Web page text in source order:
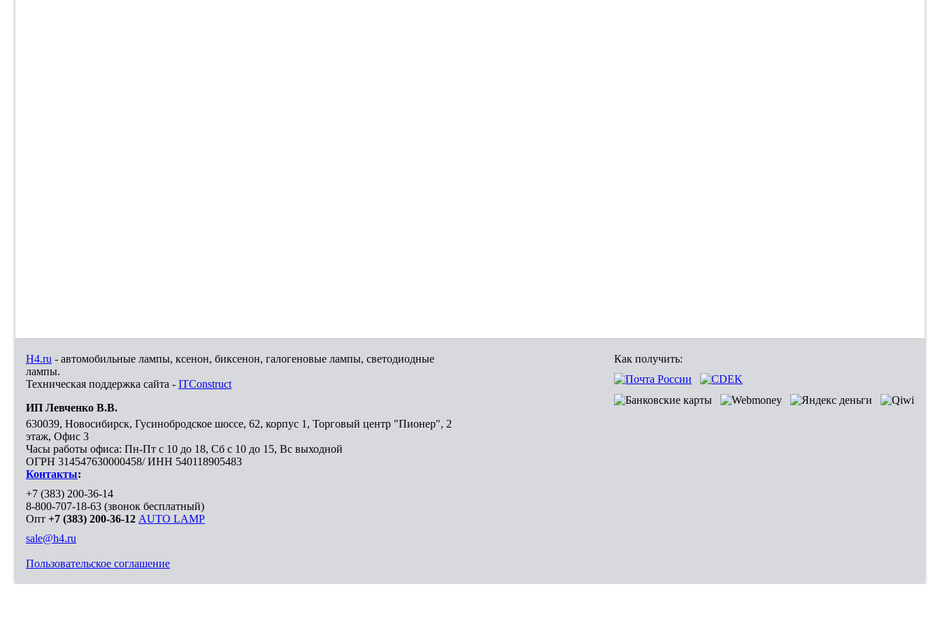
H4.ru - автомобильные лампы, ксенон, биксенон, галогеновые лампы, светодиодные
лампы.
Техническая поддержка сайта - ITConstruct
ИП Левченко В.В.
630039, Новосибирск, Гусинобродское шоссе, 62, корпус 1, Торговый центр "Пионер", 2
этаж, Офис 3
Часы работы офиса: Пн-Пт с 10 до 18, Сб с 10 до 15, Вс выходной
ОГРН 314547630000458/ ИНН 540118905483
Контакты:
+7 (383) 200-36-14
8-800-707-18-63 (звонок бесплатный)
Опт +7 (383) 200-36-12 AUTO LAMP
sale@h4.ru
Пользовательское соглашение
Как получить: